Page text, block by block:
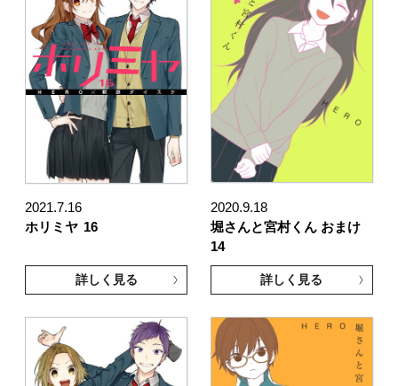
2021.7.16
ホリミヤ 16
詳しく見る
2020.9.18
堀さんと宮村くん おまけ
14
詳しく見る